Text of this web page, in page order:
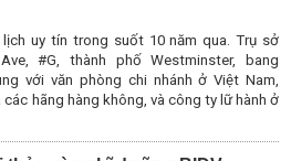
uy tín trong suốt 10 năm qua. Trụ sở
#G, thành phố Westminster, bang
với văn phòng chi nhánh ở Việt Nam,
hãng hàng không, và công ty lữ hành ở